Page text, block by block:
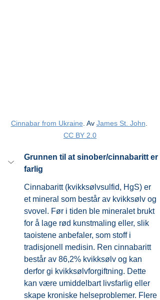
Cinnabar from Ukraine . Av James St. John
CC BY 2.0
Grunnen til at sinober/cinnabaritt er
farlig
Cinnabaritt (kvikksølvsulfid, HgS) er
et mineral som består av kvikksølv og
svovel. Før i tiden ble mineralet brukt
for å lage rød kunstmaling eller, slik
taoistene anbefaler, som stoff i
tradisjonell medisin. Ren cinnabaritt
består av 86,2% kvikksølv og kan
derfor gi kvikksølvforgiftning. Dette
kan være umiddelbart livsfarlig eller
skape kroniske helseproblemer. Flere